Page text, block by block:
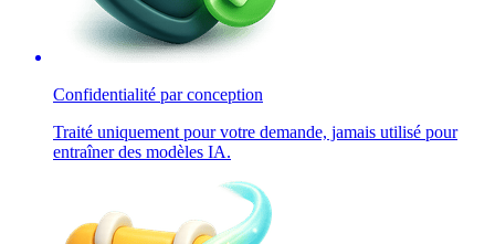
Confidentialité par conception
Traité uniquement pour votre demande, jamais utilisé pour
entraîner des modèles IA.